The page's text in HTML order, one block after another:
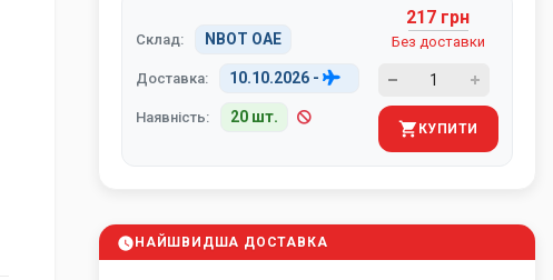
Склад: NBOT ОАЕ
Доставка: 10.10.2026 -
Наявність: 20 шт.
217 грн
Без доставки
КУПИТИ
НАЙШВИДША ДОСТАВКА